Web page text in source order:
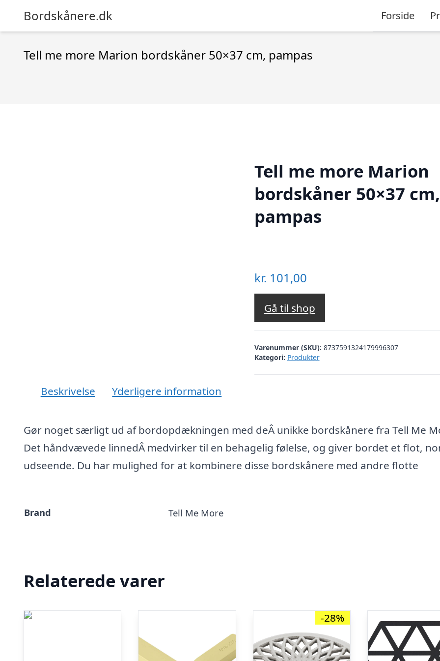
Bordskånere.dk Forside
Tell me more Marion bordskåner 50×37 cm, pampas
Tell me more Marion
bordskåner 50×37 cm,
pampas
kr. 101,00
Gå til shop
Varenummer (SKU): 8737591324179996307
Kategori: Produkter
Beskrivelse Yderligere information
Gør noget særligt ud af bordopdækningen med deÂ unikke bordskånere fra Tell Me
Det håndvævede linnedÂ medvirker til en behagelig følelse, og giver bordet et flot,
udseende. Du har mulighed for at kombinere disse bordskånere med andre flotte
Brand Tell Me More
Relaterede varer
-28%